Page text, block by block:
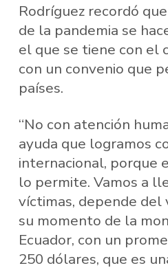
Rodríguez recordó
de la pandemia se
el que se tiene con el
con un convenio que
países.
“No con atención
ayuda que logramos
internacional, porque
lo permite. Vamos a
víctimas, depende del
su momento de la
Ecuador, con un
250 dólares, que es